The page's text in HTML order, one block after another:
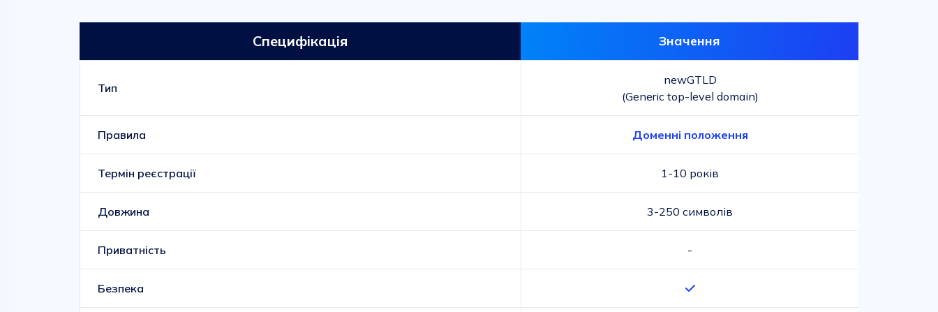
Специфікація Значення
Тип
newGTLD
(Generic top-level domain)
Правила Доменні положення
Термін реєстрації 1-10 років
Довжина 3-250 символів
Приватність -
Безпека